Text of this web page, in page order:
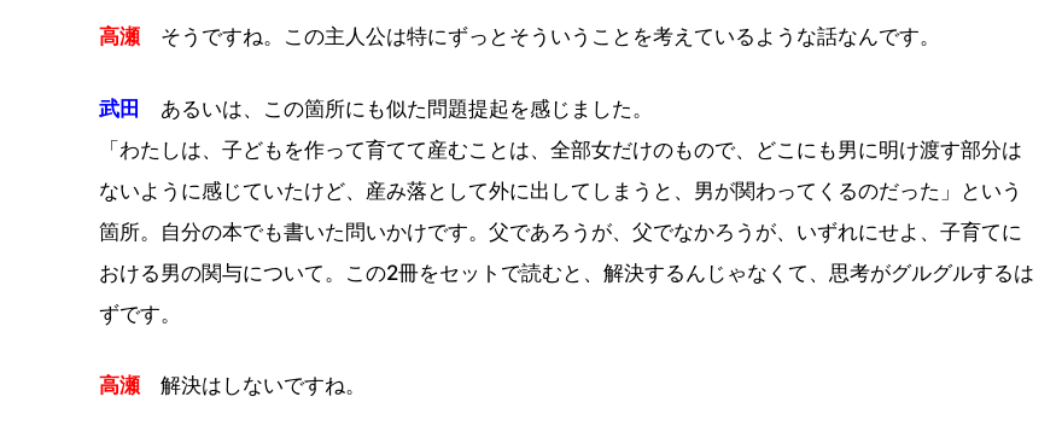
高瀬 そうですね。この主人公は特にずっとそういうことを考えているような話なんです。
武田
あるいは、この箇所にも似た問題提起を感じました。
「わたしは、子どもを作って育てて産むことは、全部女だけのもので、どこにも男に明け渡す部分は
ないように感じていたけど、産み落として外に出してしまうと、男が関わってくるのだった」という
箇所。自分の本でも書いた問いかけです。父であろうが、父でなかろうが、いずれにせよ、子育てに
おける男の関与について。この2冊をセットで読むと、解決するんじゃなくて、思考がグルグルするは
ずです。
高瀬 解決はしないですね。